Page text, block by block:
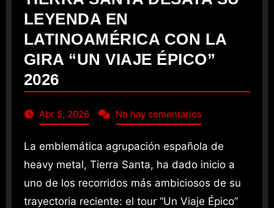
LEYENDA EN
LATINOAMÉRICA CON LA
GIRA “UN VIAJE ÉPICO”
2026
Abr 5, 2026 No hay comentarios
La emblemática agrupación española de
heavy metal, Tierra Santa, ha dado inicio a
uno de los recorridos más ambiciosos de su
trayectoria reciente: el tour “Un Viaje Épico”